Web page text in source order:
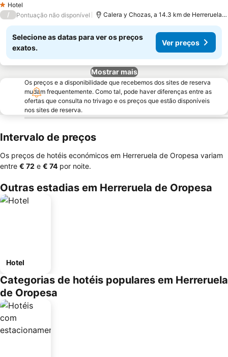
1 Estrelas
Hotel
/ Pontuação não disponível Calera y Chozas, a 14.3 km de Herreruela
Selecione as datas para ver os preços
exatos.
Ver preços
Mostrar mais
Os preços e a disponibilidade que recebemos dos sites de reserva
mudam frequentemente. Como tal, pode haver diferenças entre as
ofertas que consulta no trivago e os preços que estão disponíveis
nos sites de reserva.
Intervalo de preços
Os preços de hotéis económicos em Herreruela de Oropesa variam
entre ‎€ 72 e ‎€ 74 por noite.
Outras estadias em Herreruela de Oropesa
Hotel
Categorias de hotéis populares em Herreruela
de Oropesa